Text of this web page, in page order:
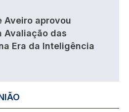
Aveiro aprovou
Avaliação das
Era da Inteligência